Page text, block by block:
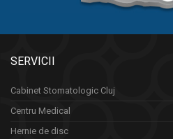
SERVICII
Cabinet Stomatologic Cluj
Centru Medical
Hernie de disc